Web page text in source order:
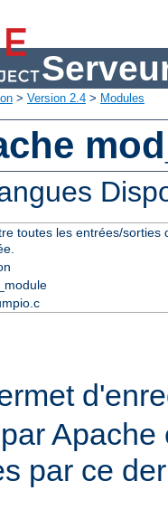
> Version 2.4 > Modules
toutes les entrées/
Apache
par ce